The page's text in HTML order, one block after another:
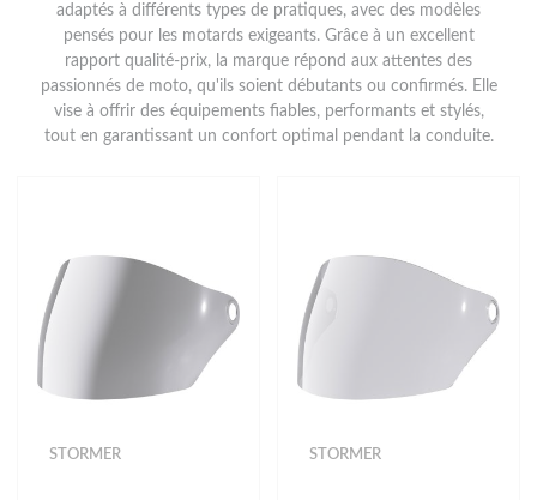
adaptés à différents types de pratiques, avec des modèles
pensés pour les motards exigeants. Grâce à un excellent
rapport qualité-prix, la marque répond aux attentes des
passionnés de moto, qu'ils soient débutants ou confirmés. Elle
vise à offrir des équipements fiables, performants et stylés,
tout en garantissant un confort optimal pendant la conduite.
STORMER STORMER